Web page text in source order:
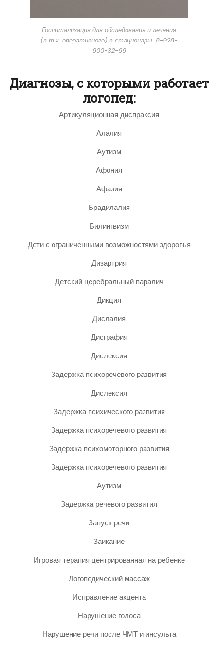
Госпитализация для обследования и лечения
(в т.ч. оперативного) в стационары. 8-928-
900-32-69
Диагнозы, с которыми работает
логопед:
Артикуляционная диспраксия
Алалия
Аутизм
Афония
Афазия
Брадилалия
Билингвизм
Дети с ограниченными возможностями здоровья
Дизартрия
Детский церебральный паралич
Дикция
Дислалия
Дисграфия
Дислексия
Задержка психоречевого развития
Дислексия
Задержка психического развития
Задержка психоречевого развития
Задержка психомоторного развития
Задержка психоречевого развития
Аутизм
Задержка речевого развития
Запуск речи
Заикание
Игровая терапия центрированная на ребенке
Логопедический массаж
Исправление акцента
Нарушение голоса
Нарушение речи после ЧМТ и инсульта